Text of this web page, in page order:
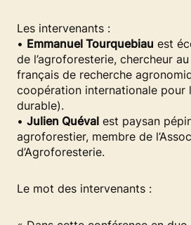
Les intervenants :
• Emmanuel Tourquebiau est
de l’agroforesterie, chercheur
français de recherche
coopération internationale pour
durable).
• Julien Quéval est paysan
agroforestier, membre de
d’Agroforesterie.
Le mot des intervenants :